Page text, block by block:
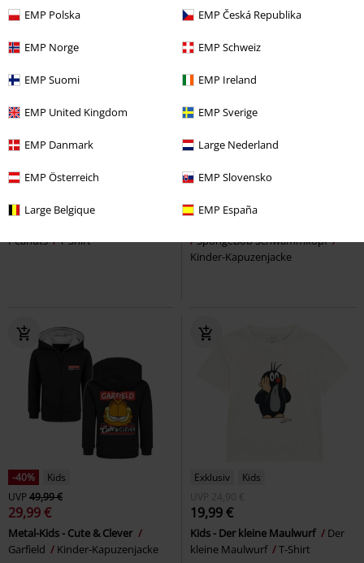
EMP Polska EMP Česká Republika
EMP Norge EMP Schweiz
EMP Suomi EMP Ireland
EMP United Kingdom EMP Sverige
EMP Danmark Large Nederland
EMP Österreich EMP Slovensko
Large Belgique EMP España
Fast ausverkauft
UVP
ab 19,99 €
Peanuts
T-Shirt
UVP
39,99 €
SpongeBob Schwammkopf
Kinder-Kapuzenjacke
-40%
Kids
UVP49,99 €
29,99 €
Metal-Kids - Cute & Clever
Garfield
Kinder-Kapuzenjacke
Exklusiv
Kids
UVP
24,90 €
19,99 €
Kids - Der kleine Maulwurf
Der
kleine Maulwurf
T-Shirt